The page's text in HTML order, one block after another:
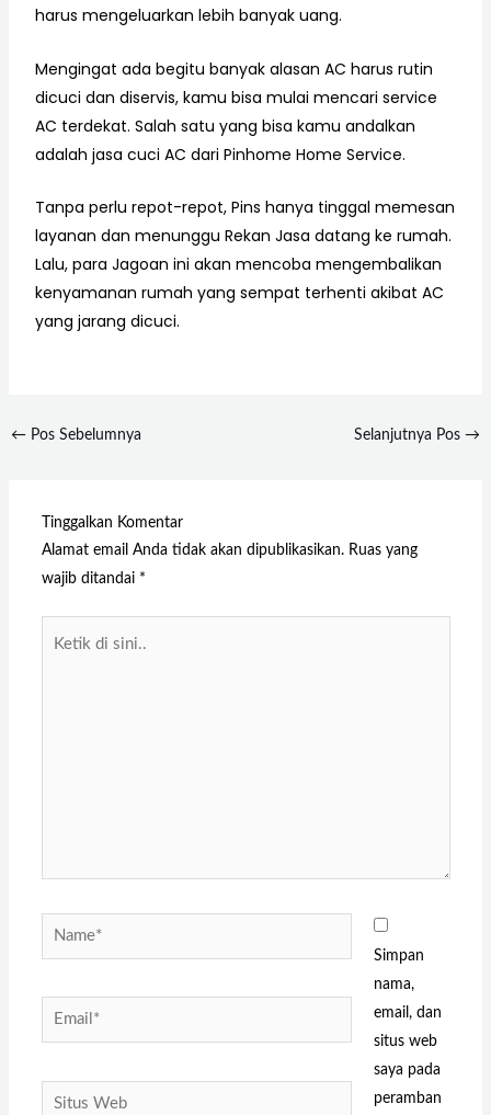
harus mengeluarkan lebih banyak uang.
Mengingat ada begitu banyak alasan AC harus rutin
dicuci dan diservis, kamu bisa mulai mencari service
AC terdekat. Salah satu yang bisa kamu andalkan
adalah jasa cuci AC dari Pinhome Home Service.
Tanpa perlu repot-repot, Pins hanya tinggal memesan
layanan dan menunggu Rekan Jasa datang ke rumah.
Lalu, para Jagoan ini akan mencoba mengembalikan
kenyamanan rumah yang sempat terhenti akibat AC
yang jarang dicuci.
←Pos Sebelumnya Selanjutnya Pos→
Tinggalkan Komentar
Alamat email Anda tidak akan dipublikasikan. Ruas yang
wajib ditandai *
Name*
Email*
Situs
Simpan
nama,
email, dan
situs web
saya pada
peramban